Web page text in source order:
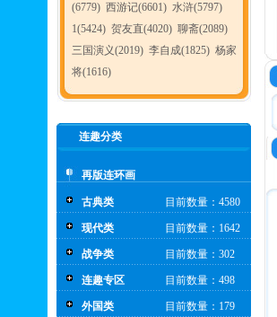
(6779) 西游记(6601) 水浒(5797)
1(5424) 贺友直(4020) 聊斋(2089)
三国演义(2019) 李自成(1825) 杨家
将(1616)
连趣分类
再版连环画
古典类 目前数量：4580
现代类 目前数量：1642
战争类 目前数量：302
连趣专区 目前数量：498
外国类 目前数量：179